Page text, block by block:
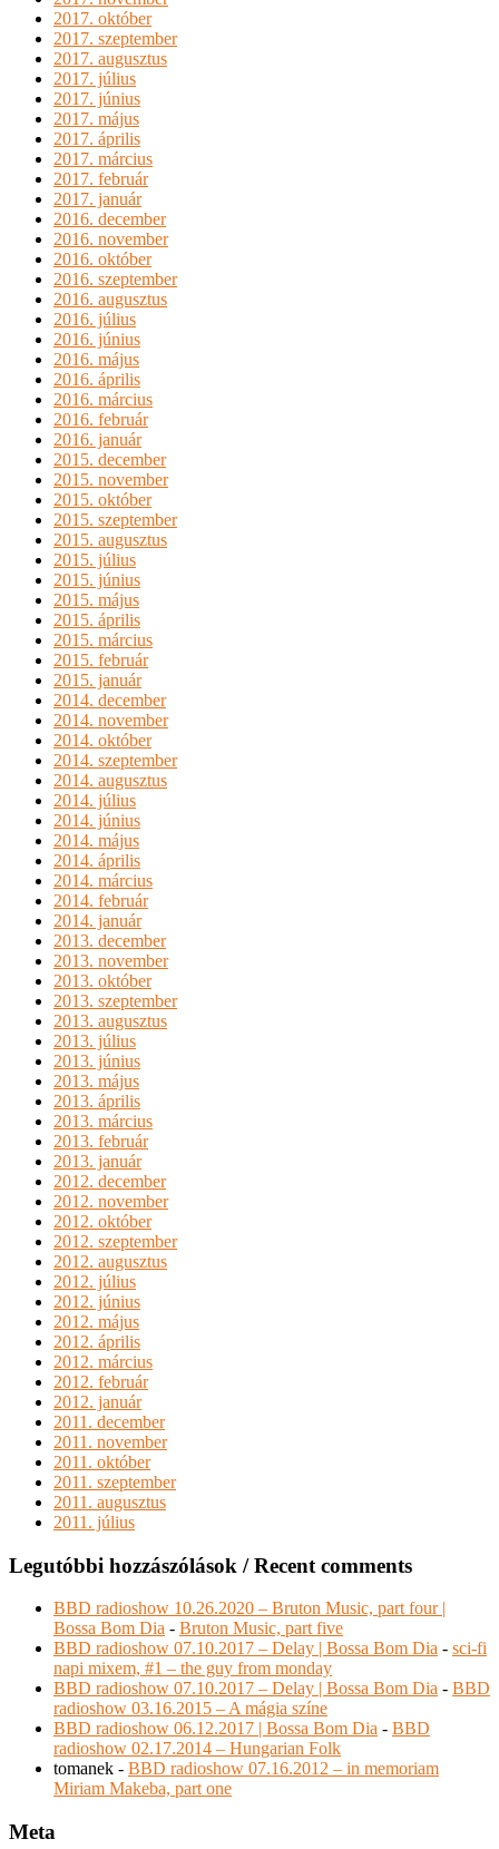
2017. október
2017. szeptember
2017. augusztus
2017. július
2017. június
2017. május
2017. április
2017. március
2017. február
2017. január
2016. december
2016. november
2016. október
2016. szeptember
2016. augusztus
2016. július
2016. június
2016. május
2016. április
2016. március
2016. február
2016. január
2015. december
2015. november
2015. október
2015. szeptember
2015. augusztus
2015. július
2015. június
2015. május
2015. április
2015. március
2015. február
2015. január
2014. december
2014. november
2014. október
2014. szeptember
2014. augusztus
2014. július
2014. június
2014. május
2014. április
2014. március
2014. február
2014. január
2013. december
2013. november
2013. október
2013. szeptember
2013. augusztus
2013. július
2013. június
2013. május
2013. április
2013. március
2013. február
2013. január
2012. december
2012. november
2012. október
2012. szeptember
2012. augusztus
2012. július
2012. június
2012. május
2012. április
2012. március
2012. február
2012. január
2011. december
2011. november
2011. október
2011. szeptember
2011. augusztus
2011. július
Legutóbbi hozzászólások / Recent comments
BBD radioshow 10.26.2020 – Bruton Music, part four |
Bossa Bom Dia - Bruton Music, part five
BBD radioshow 07.10.2017 – Delay | Bossa Bom Dia - sci-fi
napi mixem, #1 – the guy from monday
BBD radioshow 07.10.2017 – Delay | Bossa Bom Dia - BBD
radioshow 03.16.2015 – A mágia színe
BBD radioshow 06.12.2017 | Bossa Bom Dia - BBD
radioshow 02.17.2014 – Hungarian Folk
tomanek - BBD radioshow 07.16.2012 – in memoriam
Miriam Makeba, part one
Meta